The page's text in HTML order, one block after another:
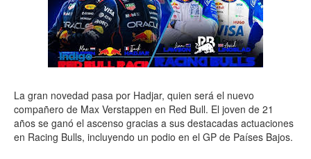
La gran novedad pasa por Hadjar, quien será el nuevo
compañero de Max Verstappen en Red Bull. El joven de 21
años se ganó el ascenso gracias a sus destacadas actuaciones
en Racing Bulls, incluyendo un podio en el GP de Países Bajos.